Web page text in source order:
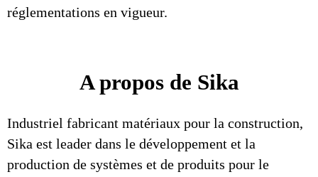
réglementations en vigueur.
A propos de Sika
Industriel fabricant matériaux pour la construction,
Sika est leader dans le développement et la
production de systèmes et de produits pour le